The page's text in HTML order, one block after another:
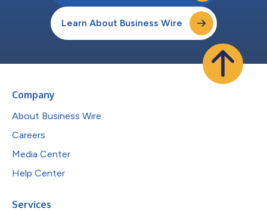
Learn About Business Wire
Company
About Business Wire
Careers
Media Center
Help Center
Services